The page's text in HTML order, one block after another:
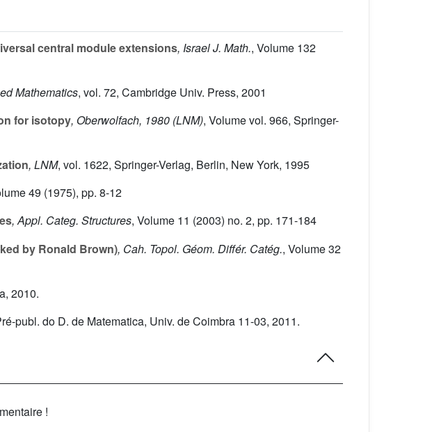
central module extensions, Israel J. Math., Volume 132
Mathematics, vol. 72, Cambridge Univ. Press, 2001
for isotopy, Oberwolfach, 1980 (LNM), Volume vol. 966, Springer-
, LNM, vol. 1622, Springer-Verlag, Berlin, New York, 1995
49 (1975), pp. 8-12
, Appl. Categ. Structures, Volume 11 (2003) no. 2, pp. 171-184
by Ronald Brown), Cah. Topol. Géom. Différ. Catég., Volume 32
2010.
publ. do D. de Matematica, Univ. de Coimbra 11-03, 2011.
!